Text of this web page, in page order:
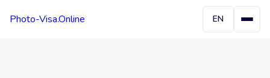
Photo-Visa.Online EN